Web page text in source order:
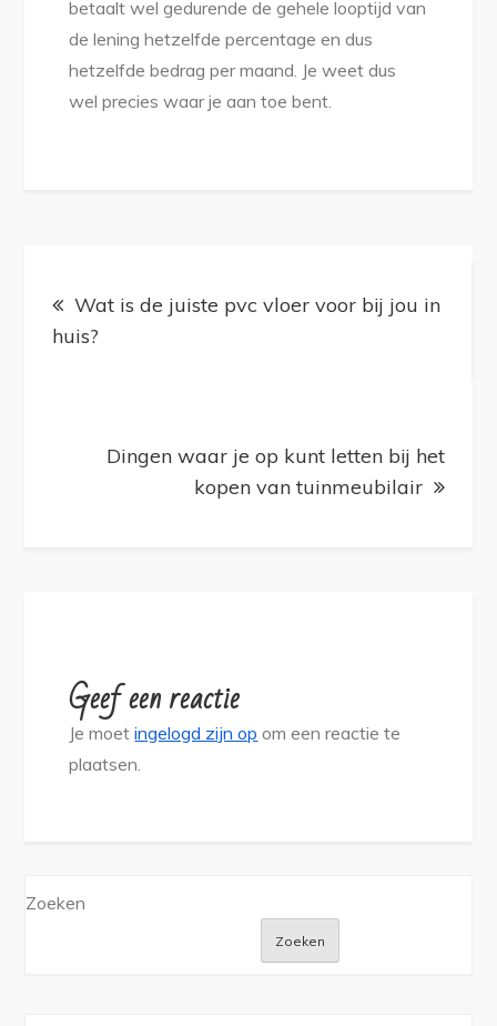
betaalt wel gedurende de gehele looptijd van
de lening hetzelfde percentage en dus
hetzelfde bedrag per maand. Je weet dus
wel precies waar je aan toe bent.
Bericht
navigatie
Wat is de juiste pvc vloer voor bij jou in
huis?
Dingen waar je op kunt letten bij het
kopen van tuinmeubilair
Geef een reactie
Je moetingelogd zijn op om een reactie te
plaatsen.
Zoeken
Zoeken